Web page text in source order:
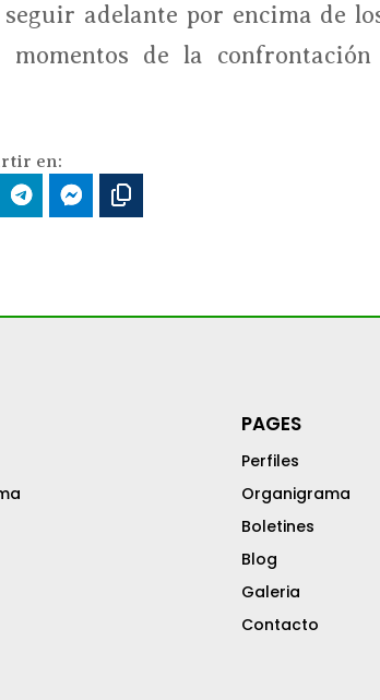
adelante por encima de
momentos de la
en:
PAGES
Perfiles
Organigrama
Boletines
Blog
Galeria
Contacto